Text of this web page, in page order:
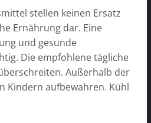
stellen keinen Ersatz
Ernährung dar. Eine
und gesunde
Die empfohlene tägliche
Außerhalb der
Kindern aufbewahren. Kühl